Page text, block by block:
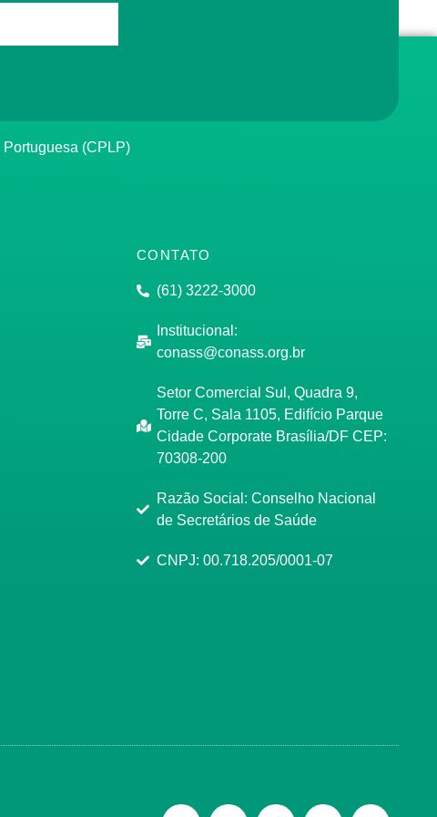
Portuguesa (CPLP)
CONTATO
(61) 3222-3000
Institucional:
conass@conass.org.br
Setor Comercial Sul, Quadra 9,
Torre C, Sala 1105, Edifício Parque
Cidade Corporate Brasília/DF CEP:
70308-200
Razão Social: Conselho Nacional
de Secretários de Saúde
CNPJ: 00.718.205/0001-07